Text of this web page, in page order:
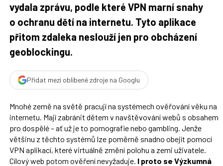
vydala zprávu, podle které VPN marní snahy
o ochranu dětí na internetu. Tyto aplikace
přitom zdaleka neslouží jen pro obcházení
geoblockingu.
Přidat mezi oblíbené zdroje na Googlu
Mnohé země na světě pracují na systémech ověřování věku na
internetu. Mají zabránit dětem v navštěvování webů s obsahem
pro dospělé – ať už je to pornografie nebo gambling. Jenže
většinu z těchto systémů lze poměrně snadno obejít pomocí
VPN aplikací, které virtuálně změní polohu a zemi uživatele.
Cílový web potom ověření nevyžaduje. I proto se Výzkumná